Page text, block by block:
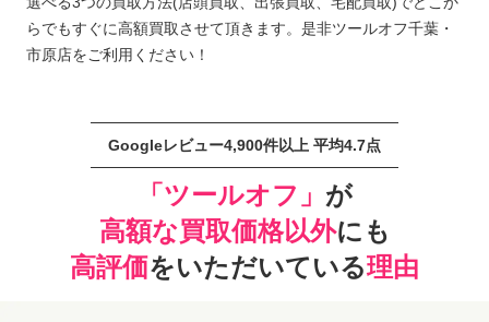
らでもすぐに高額買取させて頂きます。是非ツールオフ千葉・
市原店をご利用ください！
Googleレビュー4,900件以上 平均4.7点
「ツールオフ」 が
高額な買取価格以外にも
高評価をいただいている理由